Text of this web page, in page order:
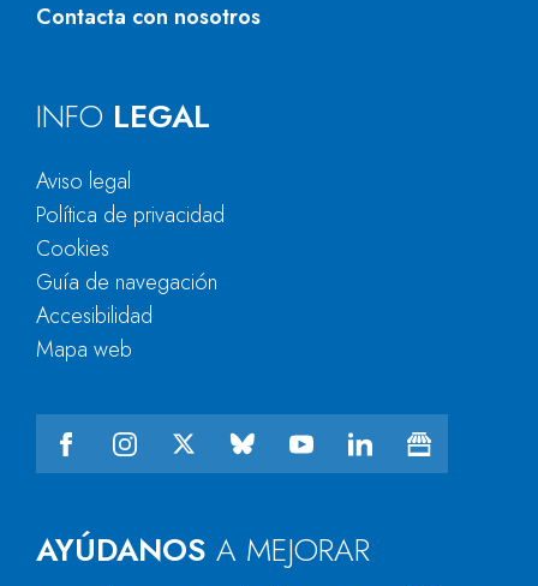
Contacta con nosotros
AYÚDANOS A MEJORAR
INFO LEGAL
Aviso legal
Política de privacidad
Cookies
Guía de navegación
Accesibilidad
Mapa web